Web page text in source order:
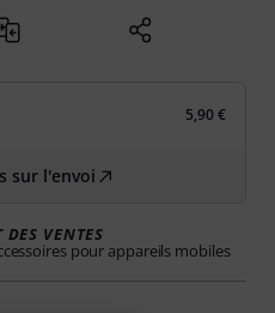
5,90 €
sur l'envoi
DES VENTES
pour appareils mobiles